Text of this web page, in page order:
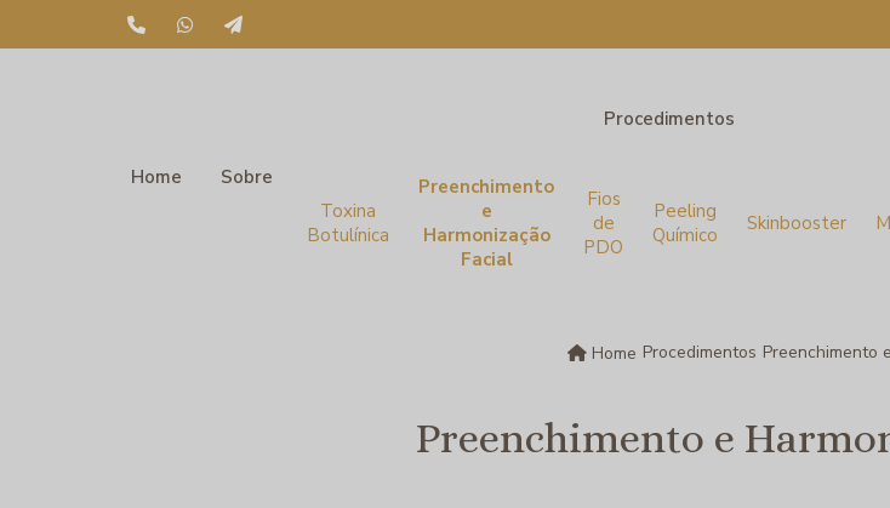
Home Sobre
Procedimentos
Toxina
Botulínica
Preenchimento
e
Harmonização
Facial
Fios
de
PDO
Peeling
Químico
Skinbooster
Home Procedimentos Preenchimento
Preenchimento e